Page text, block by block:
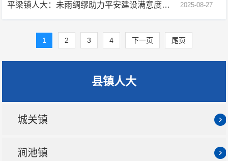
平梁镇人大：未雨绸缪助力平安建设满意度提升 2025-08-27
1 2 3 4 下一页 尾页
县镇人大
城关镇
涧池镇